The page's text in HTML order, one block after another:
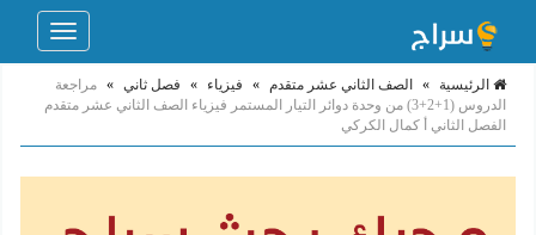
Toggle
الرئيسية » الصف الثاني عشر متقدم » فيزياء » فصل ثاني » مراجعة
الدروس (1+2+3) من وحدة دوائر التيار المستمر فيزياء الصف الثاني عشر متقدم
الفصل الثاني أ كمال الكركي